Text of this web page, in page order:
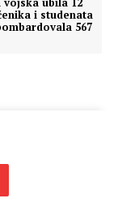
i studenata
567